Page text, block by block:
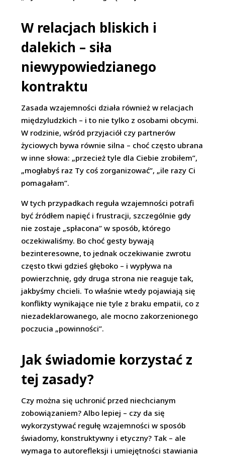
W relacjach bliskich i
dalekich – siła
niewypowiedzianego
kontraktu
Zasada wzajemności działa również w relacjach
międzyludzkich – i to nie tylko z osobami obcymi.
W rodzinie, wśród przyjaciół czy partnerów
życiowych bywa równie silna – choć często ubrana
w inne słowa: „przecież tyle dla Ciebie zrobiłem”,
„mogłabyś raz Ty coś zorganizować”, „ile razy Ci
pomagałam”.
W tych przypadkach reguła wzajemności potrafi
być źródłem napięć i frustracji, szczególnie gdy
nie zostaje „spłacona” w sposób, którego
oczekiwaliśmy. Bo choć gesty bywają
bezinteresowne, to jednak oczekiwanie zwrotu
często tkwi gdzieś głęboko – i wypływa na
powierzchnię, gdy druga strona nie reaguje tak,
jakbyśmy chcieli. To właśnie wtedy pojawiają się
konflikty wynikające nie tyle z braku empatii, co z
niezadeklarowanego, ale mocno zakorzenionego
poczucia „powinności”.
Jak świadomie korzystać z
tej zasady?
Czy można się uchronić przed niechcianym
zobowiązaniem? Albo lepiej – czy da się
wykorzystywać regułę wzajemności w sposób
świadomy, konstruktywny i etyczny? Tak – ale
wymaga to autorefleksji i umiejętności stawiania